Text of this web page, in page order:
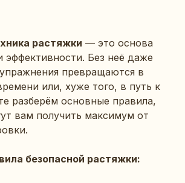
растяжки — это основа
эффективности. Без неё даже
превращаются в
или, хуже того, в путь к
разберём основные правила,
вам получить максимум от
безопасной растяжки: